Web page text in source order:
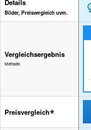
Details
Bilder, Preisvergleich uvm.
Vergleichsergebnis
Methodik
Preisvergleich